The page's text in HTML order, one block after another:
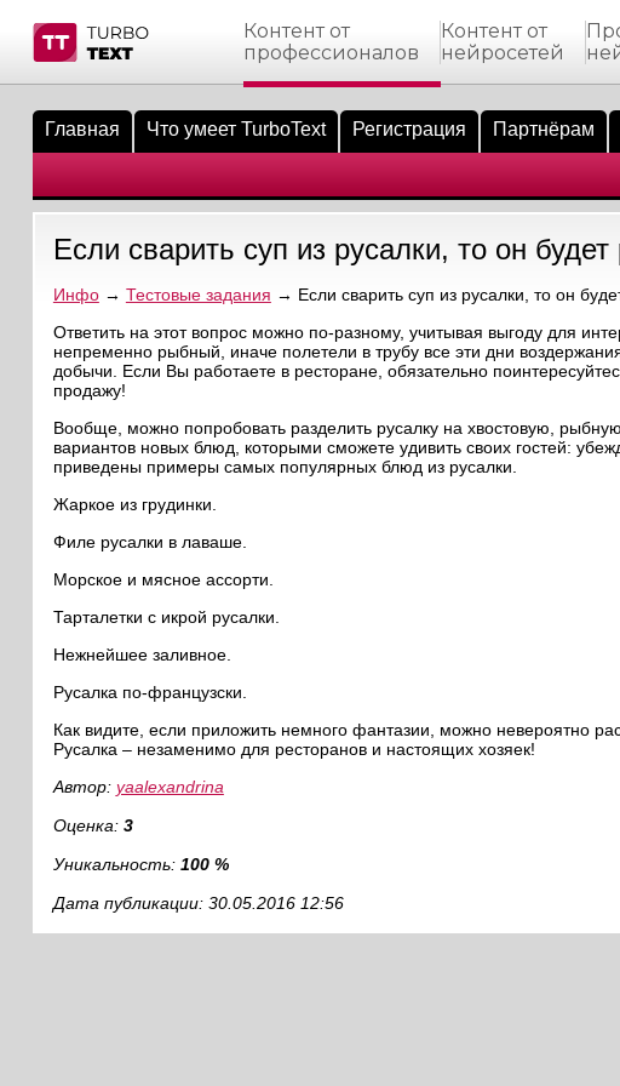
материалы
биржи
пользователи
на сайте
пользователей
сообщения
по форуму
Контент от
профессионалов
Контент от
нейросетей
Главная Что умеет TurboText Регистрация Партнёрам
Если сварить суп из русалки, то он
Инфо→ Тестовые задания → Если сварить суп из русалки, то он
Ответить на этот вопрос можно по-разному, учитывая выгоду для
непременно рыбный, иначе полетели в трубу все эти дни
добычи. Если Вы работаете в ресторане, обязательно
продажу!
Вообще, можно попробовать разделить русалку на хвостовую,
вариантов новых блюд, которыми сможете удивить своих гостей:
приведены примеры самых популярных блюд из русалки.
Жаркое из грудинки.
Филе русалки в лаваше.
Морское и мясное ассорти.
Тарталетки с икрой русалки.
Нежнейшее заливное.
Русалка по-французски.
Как видите, если приложить немного фантазии, можно невероятно
Русалка – незаменимо для ресторанов и настоящих хозяек!
Автор: yaalexandrina
Оценка: 3
Уникальность: 100 %
Дата публикации: 30.05.2016 12:56